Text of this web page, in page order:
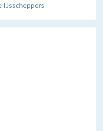
IJsscheppers